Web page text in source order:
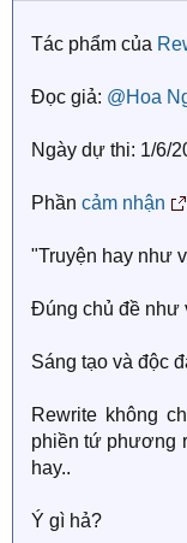
:Tác phẩm của
Đọc giả: @Hoa
Ngày dự thi: 1/6/
Phần cảm nhận
"Truyện hay như
Đúng chủ đề như
Sáng tạo và độc
Rewrite không
phiền tứ phương
hay..
Ý gì hả?